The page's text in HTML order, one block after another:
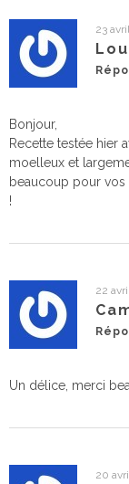
23
Bonjour,
Recette testée hier
moelleux et
beaucoup pour
!
22
Un délice, merci
20